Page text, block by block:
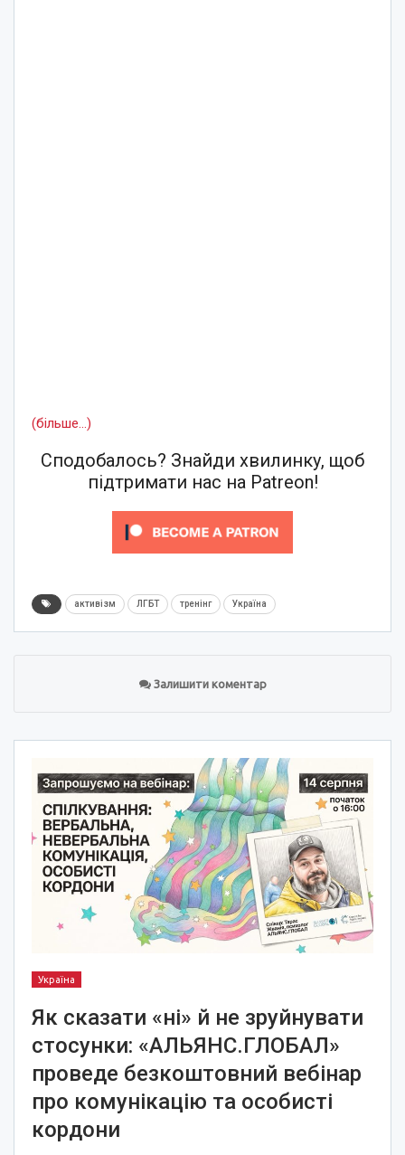
(більше…)
Сподобалось? Знайди хвилинку, щоб
підтримати нас на Patreon!
активізм ЛГБТ тренінг Україна
Залишити коментар
Україна
Як сказати «ні» й не зруйнувати
стосунки: «АЛЬЯНС.ГЛОБАЛ»
проведе безкоштовний вебінар
про комунікацію та особисті
кордони